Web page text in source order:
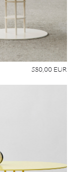
580,00 EUR